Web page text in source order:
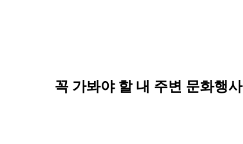
꼭 가봐야 할 내 주변 문화행사